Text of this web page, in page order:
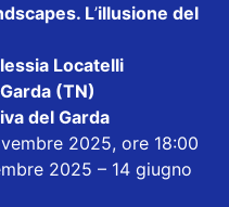
L’illusione del
Locatelli
(TN)
del Garda
2025, ore 18:00
2025 – 14 giugno